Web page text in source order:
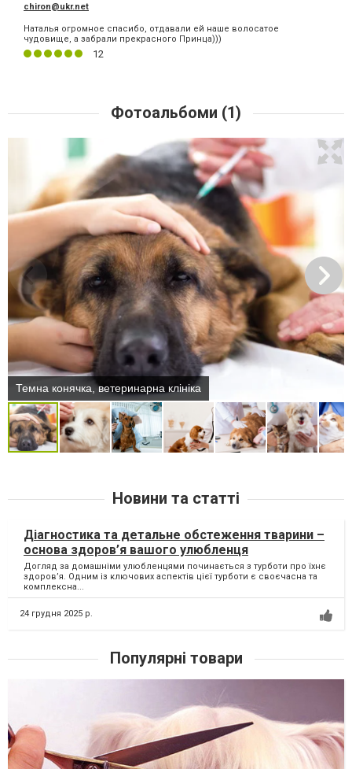
chiron@ukr.net
Наталья огромное спасибо, отдавали ей наше волосатое
чудовище, а забрали прекрасного Принца)))
12
Фотоальбоми (1)
Темна конячка, ветеринарна клініка
Новини та статті
Діагностика та детальне обстеження тварини –
основа здоров’я вашого улюбленця
Догляд за домашніми улюбленцями починається з турботи про їхнє
здоров’я. Одним із ключових аспектів цієї турботи є своєчасна та
комплексна...
24 грудня 2025 р.
Популярні товари